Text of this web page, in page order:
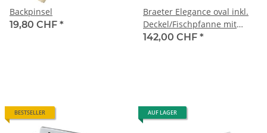
Backpinsel
19,80 CHF *
Braeter Elegance oval inkl.
Deckel/Fischpfanne mit
Antihaftversiegelung
142,00 CHF *
BESTSELLER AUF LAGER